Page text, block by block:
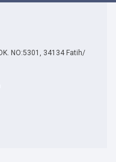
NO:5301, 34134 Fatih/